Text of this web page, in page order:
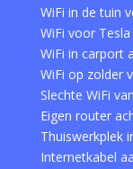
WiFi in de tuin
WiFi voor
WiFi in carport
WiFi op zolder
Slechte WiFi
Eigen router
Thuiswerkplek
Internetkabel